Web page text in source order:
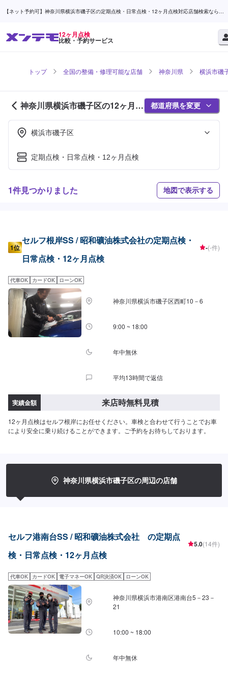
【ネット予約可】神奈川県横浜市磯子区の定期点検・日常点検・12ヶ月点検対応店舗検索なら
12ヶ月点検
比較・予約サービス
トップ 全国の整備・修理可能な店舗 神奈川県 横浜市磯
神奈川県横浜市磯子区の12ヶ月点
検対応店舗紹介 (1ページ目)
都道府県を変更
横浜市磯子区
定期点検・日常点検・12ヶ月点検
1件見つかりました 地図で表示する
1位
セルフ根岸SS / 昭和礦油株式会社の定期点検・
日常点検・12ヶ月点検
-(-件)
代車OK カードOK ローンOK
神奈川県横浜市磯子区西町10－6
9:00 ~ 18:00
年中無休
平均13時間で返信
実績金額 来店時無料見積
12ヶ月点検はセルフ根岸にお任せください。車検と合わせて行うことでお車
により安全に乗り続けることができます。ご予約をお待ちしております。
神奈川県横浜市磯子区の周辺の店舗
セルフ港南台SS / 昭和礦油株式会社 の定期点
検・日常点検・12ヶ月点検
5.0(14件)
代車OK カードOK 電子マネーOK QR決済OK ローンOK
神奈川県横浜市港南区港南台5－23－
21
10:00 ~ 18:00
年中無休